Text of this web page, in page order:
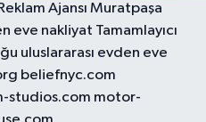
Ajansı Muratpaşa
eve nakliyat Tamamlayıcı
uluslararası evden eve
beliefnyc.com
studios.com motor-